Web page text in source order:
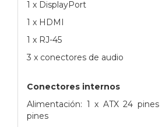
1 x DisplayPort
1 x HDMI
1 x RJ-45
3 x conectores de audio
Conectores internos
Alimentación: 1 x ATX 24
pines